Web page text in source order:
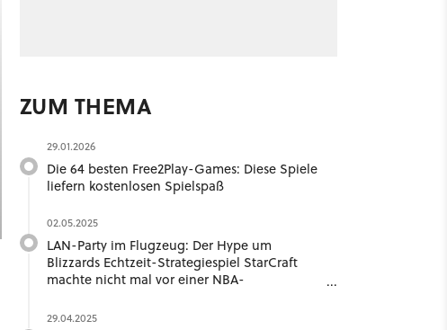
ZUM THEMA
29.01.2026
Die 64 besten Free2Play-Games: Diese Spiele
liefern kostenlosen Spielspaß
02.05.2025
LAN-Party im Flugzeug: Der Hype um
Blizzards Echtzeit-Strategiespiel StarCraft
machte nicht mal vor einer NBA-
29.04.2025